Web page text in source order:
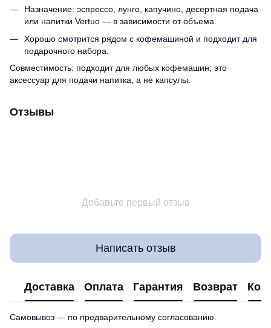
Назначение: эспрессо, лунго, капучино, десертная подача
или напитки Vertuo — в зависимости от объема.
Хорошо смотрится рядом с кофемашиной и подходит для
подарочного набора.
Совместимость: подходит для любых кофемашин; это
аксессуар для подачи напитка, а не капсулы.
Отзывы
Добавьте первый отзыв
Написать отзыв
Доставка Оплата Гарантия Возврат
Самовывоз — по предварительному согласованию.